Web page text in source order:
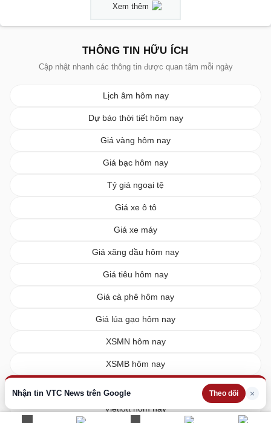
Nhận tin VTC News trên Google Theo dõi ×
Xem thêm
THÔNG TIN HỮU ÍCH
Cập nhật nhanh các thông tin được quan tâm mỗi ngày
Lịch âm hôm nay
Dự báo thời tiết hôm nay
Giá vàng hôm nay
Giá bạc hôm nay
Tỷ giá ngoại tệ
Giá xe ô tô
Giá xe máy
Giá xăng dầu hôm nay
Giá tiêu hôm nay
Giá cà phê hôm nay
Giá lúa gạo hôm nay
XSMN hôm nay
XSMB hôm nay
Vietlott hôm nay